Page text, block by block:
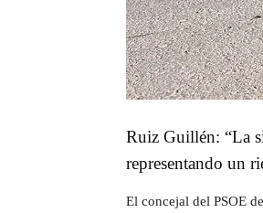
Ruiz Guillén: “La
representando un
El concejal del PSOE